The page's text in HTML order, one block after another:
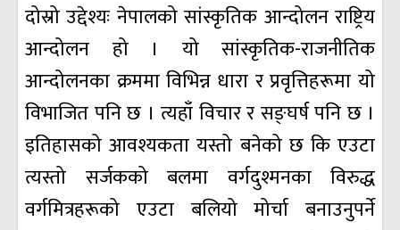
दोस्रो उद्देश्यः नेपालको सांस्कृतिक आन्दोलन राष्ट्रिय
आन्दोलन हो । यो सांस्कृतिक-राजनीतिक
आन्दोलनका क्रममा विभिन्न धारा र प्रवृत्तिहरूमा यो
विभाजित पनि छ । त्यहाँ विचार र सङ्घर्ष पनि छ ।
इतिहासको आवश्यकता यस्तो बनेको छ कि एउटा
त्यस्तो सर्जकको बलमा वर्गदुश्मनका विरुद्ध
वर्गमित्रहरूको एउटा बलियो मोर्चा बनाउनुपर्ने